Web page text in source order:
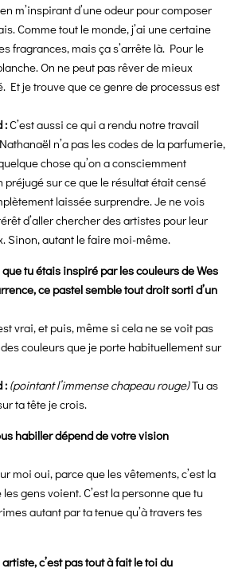
m’inspirant d’une odeur pour composer
Comme tout le monde, j’ai une certaine
fragrances, mais ça s’arrête là. Pour le
On ne peut pas rêver de mieux
Et je trouve que ce genre de processus est
:C’est aussi ce qui a rendu notre travail
n’a pas les codes de la parfumerie,
chose qu’on a consciemment
préjugé sur ce que le résultat était censé
laissée surprendre. Je ne vois
d’aller chercher des artistes pour leur
Sinon, autant le faire moi-même.
tu étais inspiré par les couleurs de Wes
ce pastel semble tout droit sorti d’un
vrai, et puis, même si cela ne se voit pas
couleurs que je porte habituellement sur
: (pointant l’immense chapeau rouge)Tu as
ta tête je crois.
habiller dépend de votre vision
moi oui, parce que les vêtements, c’est la
gens voient. C’est la personne que tu
autant par ta tenue qu’à travers tes
c’est pas tout à fait le toi du